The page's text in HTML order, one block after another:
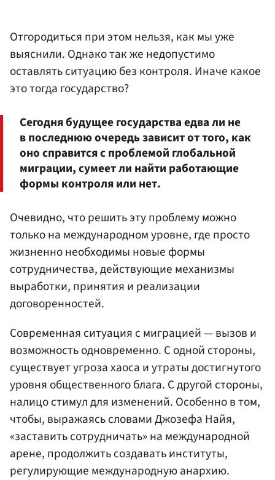
Отгородиться при этом нельзя, как мы уже
выяснили. Однако так же недопустимо
оставлять ситуацию без контроля. Иначе какое
это тогда государство?
Сегодня будущее государства едва ли не
в последнюю очередь зависит от того, как
оно справится с проблемой глобальной
миграции, сумеет ли найти работающие
формы контроля или нет.
Очевидно, что решить эту проблему можно
только на международном уровне, где просто
жизненно необходимы новые формы
сотрудничества, действующие механизмы
выработки, принятия и реализации
договоренностей.
Современная ситуация с миграцией — вызов и
возможность одновременно. С одной стороны,
существует угроза хаоса и утраты достигнутого
уровня общественного блага. С другой стороны,
налицо стимул для изменений. Особенно в том,
чтобы, выражаясь словами Джозефа Найя,
«заставить сотрудничать» на международной
арене, продолжить создавать институты,
регулирующие международную анархию.